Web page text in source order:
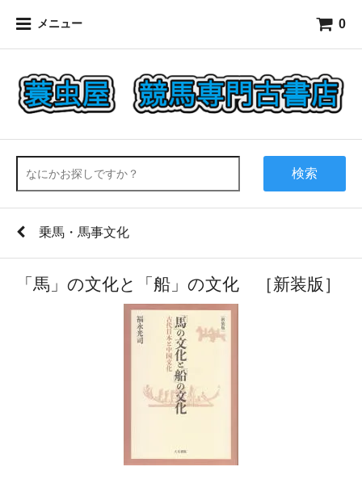
メニュー 0
検索
乗馬・馬事文化
「馬」の文化と「船」の文化 ［新装版］